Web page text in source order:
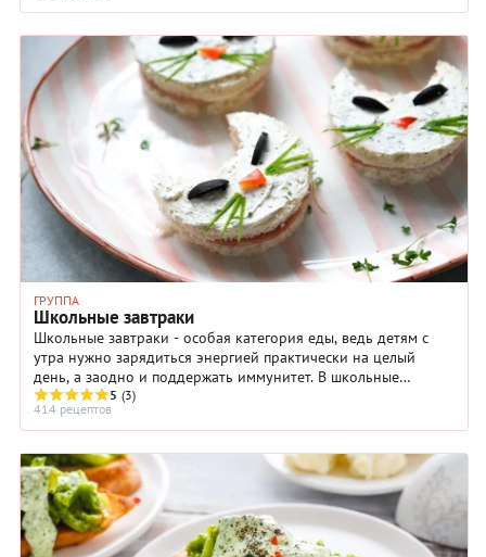
ГРУППА
Школьные завтраки
Школьные завтраки - особая категория еды, ведь детям с
утра нужно зарядиться энергией практически на целый
день, а заодно и поддержать иммунитет. В школьные
5 (3)
414 рецептов